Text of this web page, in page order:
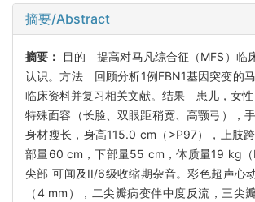
摘要/Abstract
摘要：
目的 提高对马凡综合征（MFS）临
认识。方法 回顾分析1例FBN1基因突变的
临床资料并复习相关文献。结果 患儿，女
特殊面容（长脸、双眼距稍宽、高颚弓），
身材瘦长，身高115.0 cm（>P97），上肢
部量60 cm，下部量55 cm，体质量19 kg
尖部 可闻及II/6级收缩期杂音。彩色超声心
（4 mm），二尖瓣病变伴中度反流，三尖